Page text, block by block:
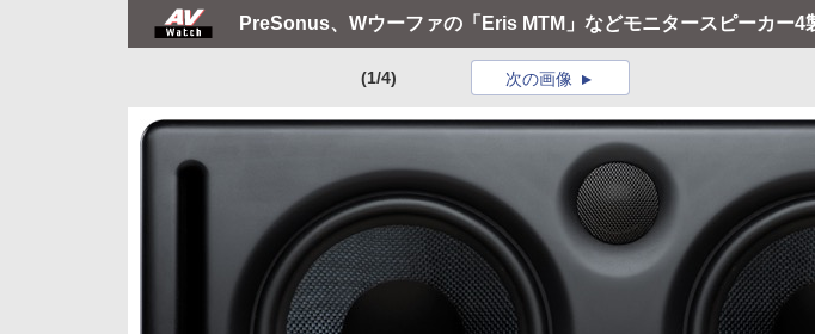
PreSonus、Wウーファの「Eris MTM」などモニタースピーカー4
(1/4) 次の画像